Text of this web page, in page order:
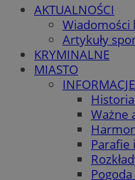
AKTUALNOŚCI
Wiadomości
Artykuły
KRYMINALNE
MIASTO
Ważne
Parafie